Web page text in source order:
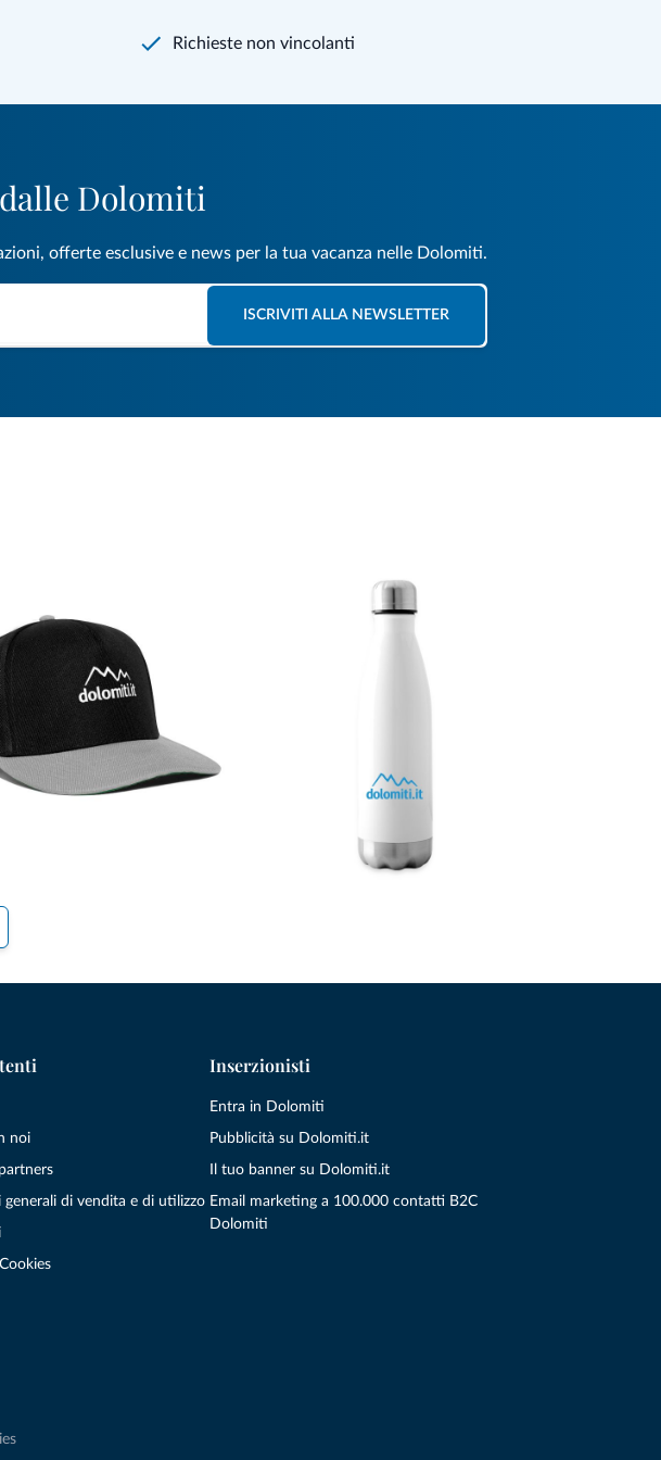
Richieste non vincolanti
Dolomiti
offerte esclusive e news per la tua vacanza nelle Dolomiti.
ISCRIVITI ALLA NEWSLETTER
noi
generali di vendita e di utilizzo
Inserzionisti
Entra in Dolomiti
Pubblicità su Dolomiti.it
Il tuo banner su Dolomiti.it
Email marketing a 100.000 contatti B2C
Dolomiti